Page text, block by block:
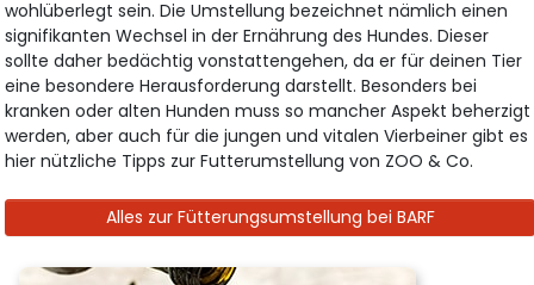
wohlüberlegt sein. Die Umstellung bezeichnet nämlich einen
signifikanten Wechsel in der Ernährung des Hundes. Dieser
sollte daher bedächtig vonstattengehen, da er für deinen Tier
eine besondere Herausforderung darstellt. Besonders bei
kranken oder alten Hunden muss so mancher Aspekt beherzigt
werden, aber auch für die jungen und vitalen Vierbeiner gibt es
hier nützliche Tipps zur Futterumstellung von ZOO & Co.
Alles zur Fütterungsumstellung bei BARF